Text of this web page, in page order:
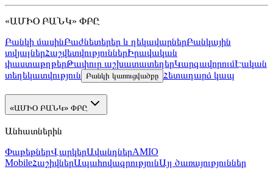
«ԱՄԻՕ ԲԱՆԿ» ՓԲԸ
Բանկի մասինԲաժնետերեր և ղեկավարներԲանկային
տվյալներՀաշվետվություններԻրավական
փաստաթղթերԹափուր աշխատատեղերԿարգավորումԷական
տեղեկատվություն
Բանկի կառուցվածքը Հետադարձ կապ
«ԱՄԻՕ ԲԱՆԿ» ՓԲԸ
Անհատներին
ՓաթեթներՎարկերԱվանդներAMIO
MobileՀաշիվներԱպահովագրությունԱյլ ծառայություններ